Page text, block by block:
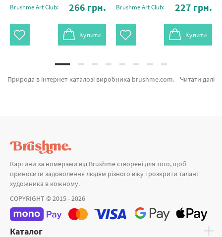
Brushme Art Club: 266 грн.
Купити
Brushme Art Club: 227 грн.
Купити
Читати далі
Природа в інтернет-каталозі виробника brushme.com.ua. Ви на сторінці, де можна підібрати Картина за номерами Казковий ліс BS51823L від відомого виробника Brushme який порадує якістю. Весь асортимент категорії «Картини за номерами» з гарантією і пройшов вибагливий відбір технологів компанії. Мальовничий острів, Долина польових квітів и Пригоди пухнастика а также великий вибір позицій за кращими цінами. При замовленні Мама з дитиною та картина за номерами з собаками, миттєво привеземо в Івано - Франківськ або інші міста. Тюльпани або картини за номерами лісовими купуйте прямо зараз!
Картини за номерами від Brushme створені для того, щоб
приносити задоволення людям різного віку і розкрити талант
художника в кожному.
COPYRIGHT © 2015 - 2026
Каталог